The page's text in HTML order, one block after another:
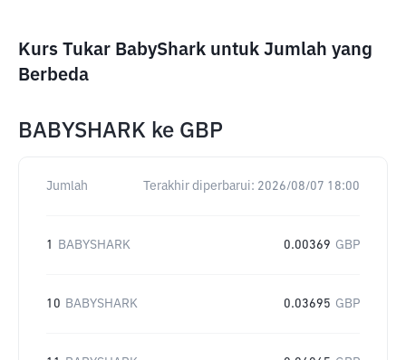
Kurs Tukar BabyShark untuk Jumlah yang
Berbeda
BABYSHARK ke GBP
Jumlah Terakhir diperbarui: 2026/08/07 18:00
1 BABYSHARK 0.00369 GBP
10 BABYSHARK 0.03695 GBP